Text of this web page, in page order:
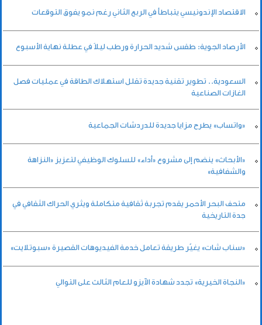
الاقتصاد الإندونيسي يتباطأ في الربع الثاني رغم نمو يفوق التوقعات
الأرصاد الجوية: طقس شديد الحرارة ورطب ليلاً في عطلة نهاية الأسبوع
السعودية.. تطوير تقنية جديدة تقلل استهلاك الطاقة في عمليات فصل
الغازات الصناعية
«واتساب» يطرح مزايا جديدة للدردشات الجماعية
«الأبحاث» ينضم إلى مشروع «أداء» للسلوك الوظيفي لتعزيز «النزاهة
والشفافية»
متحف البحر الأحمر يقدم تجربة ثقافية متكاملة ويثري الحراك الثقافي في
جدة التاريخية
«سناب شات» يغيّر طريقة تعامل خدمة الفيديوهات القصيرة «سبوتلايت»
«النجاة الخيرية» تجدد شهادة الآيزو للعام الثالث على التوالي